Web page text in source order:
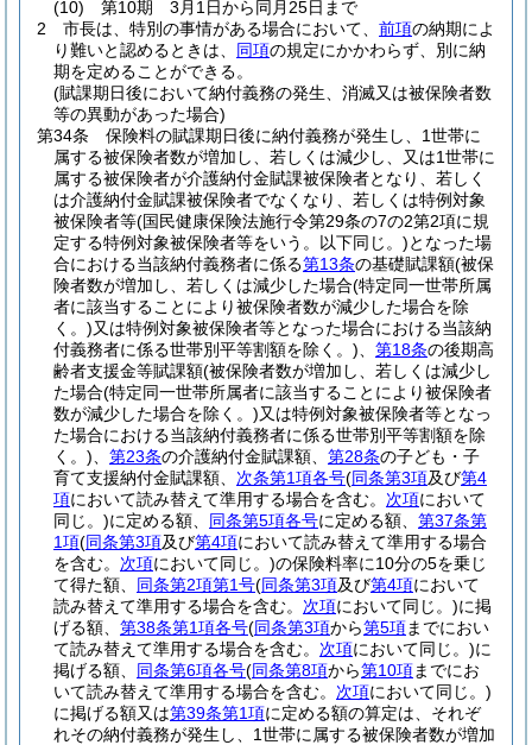
(10)
第10期 3月1日から同月25日まで
2
市長は、特別の事情がある場合において、 前項の納期によ
り難いと認めるときは、 同項の規定にかかわらず、別に納
期を定めることができる。
(賦課期日後において納付義務の発生、消滅又は被保険者数
等の異動があった場合)
第34条
保険料の賦課期日後に納付義務が発生し、1世帯に
属する被保険者数が増加し、若しくは減少し、又は1世帯に
属する被保険者が介護納付金賦課被保険者となり、若しく
は介護納付金賦課被保険者でなくなり、若しくは特例対象
被保険者等(国民健康保険法施行令第29条の7の2第2項に規
定する特例対象被保険者等をいう。以下同じ。)となった場
合における当該納付義務者に係る第13条の基礎賦課額(被保
険者数が増加し、若しくは減少した場合(特定同一世帯所属
者に該当することにより被保険者数が減少した場合を除
く。)又は特例対象被保険者等となった場合における当該納
付義務者に係る世帯別平等割額を除く。)
第18条の後期高
齢者支援金等賦課額(被保険者数が増加し、若しくは減少し
た場合(特定同一世帯所属者に該当することにより被保険者
数が減少した場合を除く。)又は特例対象被保険者等となっ
た場合における当該納付義務者に係る世帯別平等割額を除
く。)
第23条の介護納付金賦課額、 第28条の子ども・子
育て支援納付金賦課額、 次条第1項各号(同条第3項及び第4
項において読み替えて準用する場合を含む。 次項において
同じ。)に定める額、 同条第5項各号に定める額、 第37条第
1項(同条第3項及び第4項において読み替えて準用する場合
を含む。 次項において同じ。)の保険料率に10分の5を乗じ
て得た額、 同条第2項第1号(同条第3項及び第4項において
読み替えて準用する場合を含む。 次項において同じ。)に掲
げる額、 第38条第1項各号(同条第3項から第5項までにおい
て読み替えて準用する場合を含む。 次項において同じ。)に
掲げる額、 同条第6項各号(同条第8項から第10項までにお
いて読み替えて準用する場合を含む。 次項において同じ。)
に掲げる額又は第39条第1項に定める額の算定は、それぞ
れその納付義務が発生し、1世帯に属する被保険者数が増加